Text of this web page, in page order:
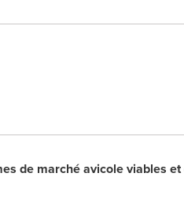
de marché avicole viables